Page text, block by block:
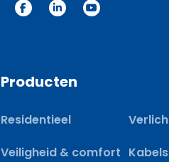
Producten
Residentieel
Veiligheid & comfort